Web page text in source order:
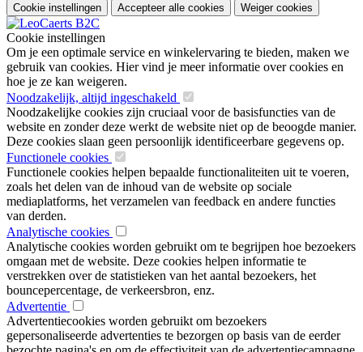
Cookie instellingen Accepteer alle cookies Weiger cookies
Cookie instellingen
Om je een optimale service en winkelervaring te bieden, maken we
gebruik van cookies. Hier vind je meer informatie over cookies en
hoe je ze kan weigeren.
Noodzakelijk, altijd ingeschakeld
Noodzakelijke cookies zijn cruciaal voor de basisfuncties van de
website en zonder deze werkt de website niet op de beoogde manier.
Deze cookies slaan geen persoonlijk identificeerbare gegevens op.
Functionele cookies
Functionele cookies helpen bepaalde functionaliteiten uit te voeren,
zoals het delen van de inhoud van de website op sociale
mediaplatforms, het verzamelen van feedback en andere functies
van derden.
Analytische cookies
Analytische cookies worden gebruikt om te begrijpen hoe bezoekers
omgaan met de website. Deze cookies helpen informatie te
verstrekken over de statistieken van het aantal bezoekers, het
bouncepercentage, de verkeersbron, enz.
Advertentie
Advertentiecookies worden gebruikt om bezoekers
gepersonaliseerde advertenties te bezorgen op basis van de eerder